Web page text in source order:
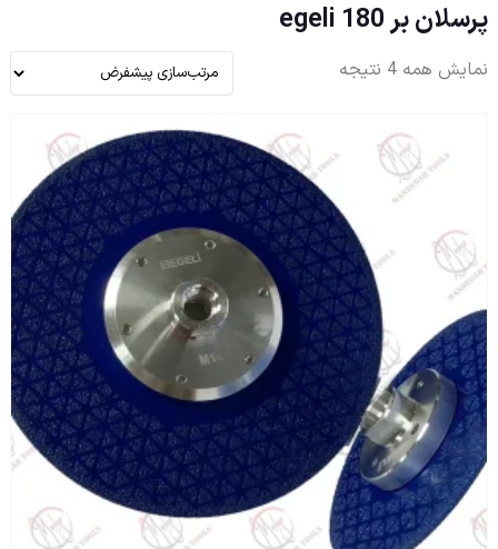
پرسلان بر 180 egeli
نمایش همه 4 نتیجه